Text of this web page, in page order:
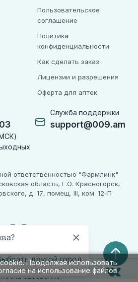
другой город
Продолжая использовать
на использование файлов
Служба поддержки
support@009.am
Пользовательское
соглашение
Политика
конфиденциальности
Как сделать заказ
Лицензии и разрешения
Оферта для аптек
ответственностью "Фармлинк"
область, Г.О. Красногорск,
д. 17, помещ. III, ком. 12-П
права защищены
справочно-